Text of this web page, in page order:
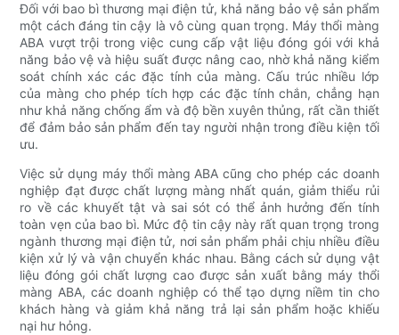
Đối với bao bì thương mại điện tử, khả năng bảo vệ sản phẩm
một cách đáng tin cậy là vô cùng quan trọng. Máy thổi màng
ABA vượt trội trong việc cung cấp vật liệu đóng gói với khả
năng bảo vệ và hiệu suất được nâng cao, nhờ khả năng kiểm
soát chính xác các đặc tính của màng. Cấu trúc nhiều lớp
của màng cho phép tích hợp các đặc tính chắn, chẳng hạn
như khả năng chống ẩm và độ bền xuyên thủng, rất cần thiết
để đảm bảo sản phẩm đến tay người nhận trong điều kiện tối
ưu.
Việc sử dụng máy thổi màng ABA cũng cho phép các doanh
nghiệp đạt được chất lượng màng nhất quán, giảm thiểu rủi
ro về các khuyết tật và sai sót có thể ảnh hưởng đến tính
toàn vẹn của bao bì. Mức độ tin cậy này rất quan trọng trong
ngành thương mại điện tử, nơi sản phẩm phải chịu nhiều điều
kiện xử lý và vận chuyển khác nhau. Bằng cách sử dụng vật
liệu đóng gói chất lượng cao được sản xuất bằng máy thổi
màng ABA, các doanh nghiệp có thể tạo dựng niềm tin cho
khách hàng và giảm khả năng trả lại sản phẩm hoặc khiếu
nại hư hỏng.